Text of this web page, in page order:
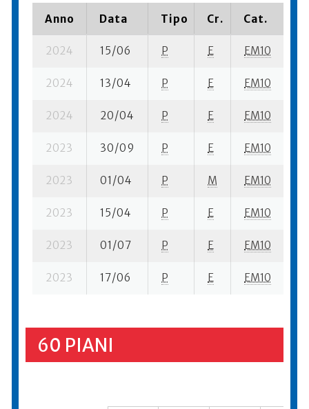
Anno Data Tipo Cr. Cat.
2024 15/06 P E EM10
2024 13/04 P E EM10
2024 20/04 P E EM10
2023 30/09 P E EM10
2023 01/04 P M EM10
2023 15/04 P E EM10
2023 01/07 P E EM10
2023 17/06 P E EM10
60 PIANI